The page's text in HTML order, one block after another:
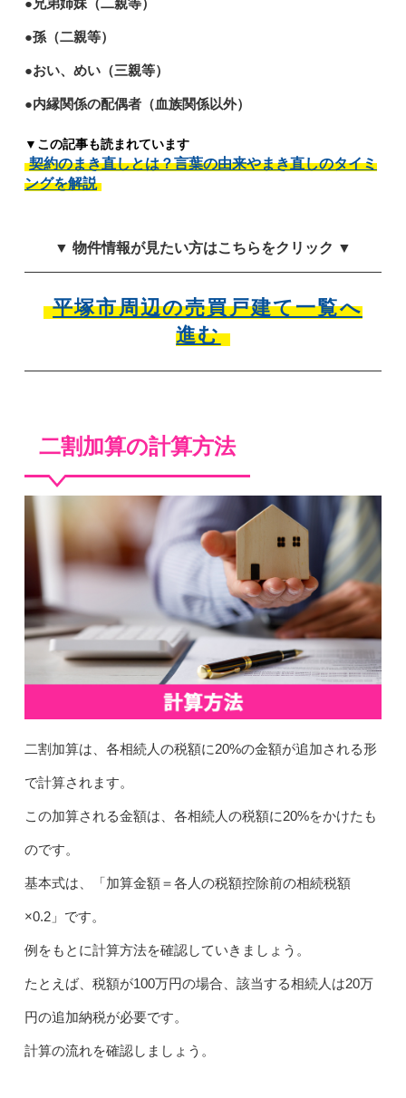
●孫（二親等）
●おい、めい（三親等）
●内縁関係の配偶者（血族関係以外）
▼この記事も読まれています
契約のまき直しとは？言葉の由来やまき直しのタイミ
ングを解説
▼ 物件情報が見たい方はこちらをクリック ▼
平塚市周辺の売買戸建て一覧へ
進む
二割加算の計算方法
二割加算は、各相続人の税額に20%の金額が追加される形
で計算されます。
この加算される金額は、各相続人の税額に20%をかけたも
のです。
基本式は、「加算金額＝各人の税額控除前の相続税額
×0.2」です。
例をもとに計算方法を確認していきましょう。
たとえば、税額が100万円の場合、該当する相続人は20万
円の追加納税が必要です。
計算の流れを確認しましょう。